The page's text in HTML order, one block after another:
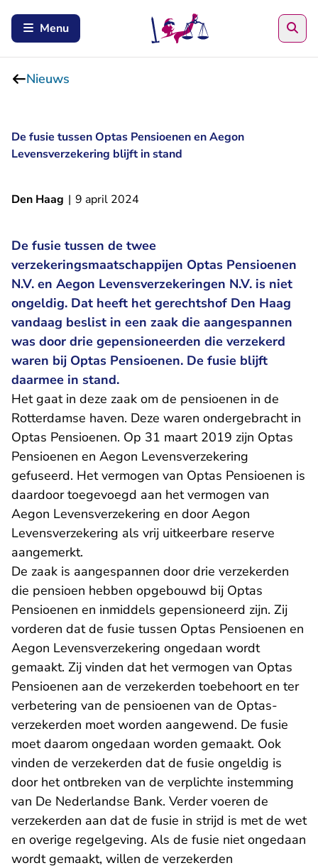
Menu
Nieuws
De fusie tussen Optas Pensioenen en Aegon
Levensverzekering blijft in stand
Den Haag | 9 april 2024
De fusie tussen de twee
verzekeringsmaatschappijen Optas Pensioenen
N.V. en Aegon Levensverzekeringen N.V. is niet
ongeldig. Dat heeft het gerechtshof Den Haag
vandaag beslist in een zaak die aangespannen
was door drie gepensioneerden die verzekerd
waren bij Optas Pensioenen. De fusie blijft
daarmee in stand.
Het gaat in deze zaak om de pensioenen in de
Rotterdamse haven. Deze waren ondergebracht in
Optas Pensioenen. Op 31 maart 2019 zijn Optas
Pensioenen en Aegon Levensverzekering
gefuseerd. Het vermogen van Optas Pensioenen is
daardoor toegevoegd aan het vermogen van
Aegon Levensverzekering en door Aegon
Levensverzekering als vrij uitkeerbare reserve
aangemerkt.
De zaak is aangespannen door drie verzekerden
die pensioen hebben opgebouwd bij Optas
Pensioenen en inmiddels gepensioneerd zijn. Zij
vorderen dat de fusie tussen Optas Pensioenen en
Aegon Levensverzekering ongedaan wordt
gemaakt. Zij vinden dat het vermogen van Optas
Pensioenen aan de verzekerden toebehoort en ter
verbetering van de pensioenen van de Optas-
verzekerden moet worden aangewend. De fusie
moet daarom ongedaan worden gemaakt. Ook
vinden de verzekerden dat de fusie ongeldig is
door het ontbreken van de verplichte instemming
van De Nederlandse Bank. Verder voeren de
verzekerden aan dat de fusie in strijd is met de wet
en overige regelgeving. Als de fusie niet ongedaan
wordt gemaakt, willen de verzekerden